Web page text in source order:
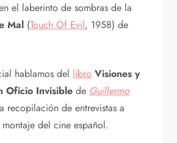
el laberinto de sombras de la
Mal (Touch Of Evil, 1958) de
hablamos del libro Visiones y
Oficio Invisible de Guillermo
recopilación de entrevistas a
del cine español.